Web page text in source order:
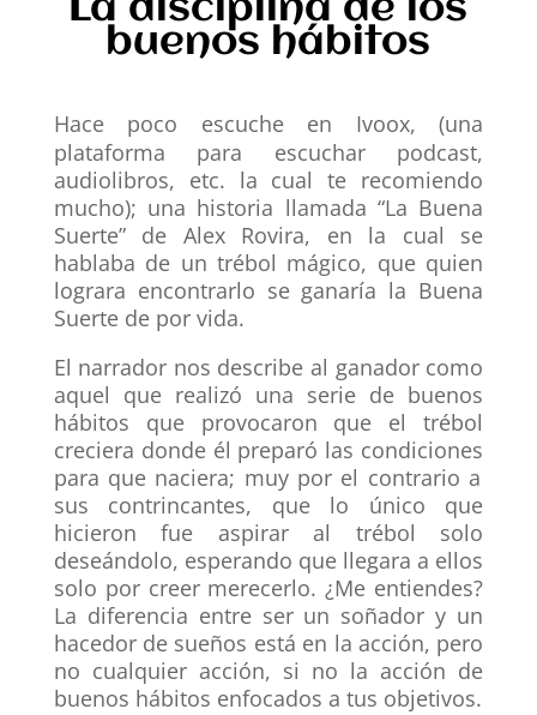
La disciplina de los
buenos hábitos
Hace poco escuche en Ivoox, (una
plataforma para escuchar podcast,
audiolibros, etc. la cual te recomiendo
mucho); una historia llamada “La Buena
Suerte” de Alex Rovira, en la cual se
hablaba de un trébol mágico, que quien
lograra encontrarlo se ganaría la Buena
Suerte de por vida.
El narrador nos describe al ganador como
aquel que realizó una serie de buenos
hábitos que provocaron que el trébol
creciera donde él preparó las condiciones
para que naciera; muy por el contrario a
sus contrincantes, que lo único que
hicieron fue aspirar al trébol solo
deseándolo, esperando que llegara a ellos
solo por creer merecerlo. ¿Me entiendes?
La diferencia entre ser un soñador y un
hacedor de sueños está en la acción, pero
no cualquier acción, si no la acción de
buenos hábitos enfocados a tus objetivos.